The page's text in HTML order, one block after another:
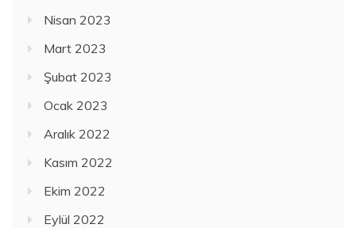
Nisan 2023
Mart 2023
Şubat 2023
Ocak 2023
Aralık 2022
Kasım 2022
Ekim 2022
Eylül 2022